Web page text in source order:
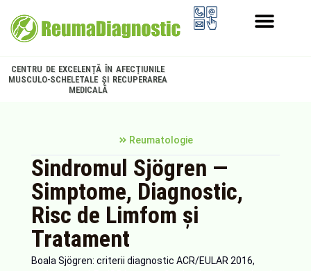
CENTRU DE EXCELENȚĂ ÎN AFECȚIUNILE
MUSCULO-SCHELETALE ȘI RECUPERAREA
MEDICALĂ
Reumatologie
Sindromul Sjögren —
Simptome, Diagnostic,
Risc de Limfom și
Tratament
Boala Sjögren: criterii diagnostic ACR/EULAR 2016,